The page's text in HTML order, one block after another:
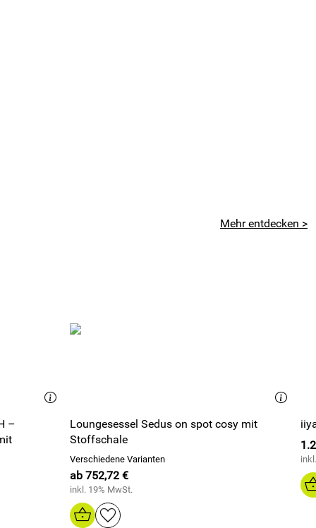
Mehr entdecken >
–
Loungesessel Sedus on spot cosy mit
Stoffschale
Verschiedene Varianten
ab 752,72 €
inkl. 19% MwSt.